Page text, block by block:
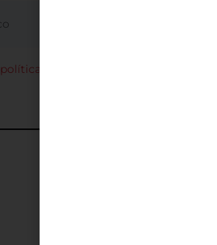
política de privacidad